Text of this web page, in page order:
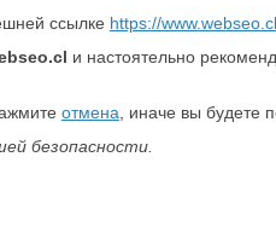
ссылке https://
и настоятельно
отмена , иначе вы
безопасности.